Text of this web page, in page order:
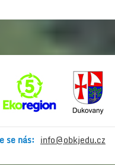
se nás: info@obkjedu.cz